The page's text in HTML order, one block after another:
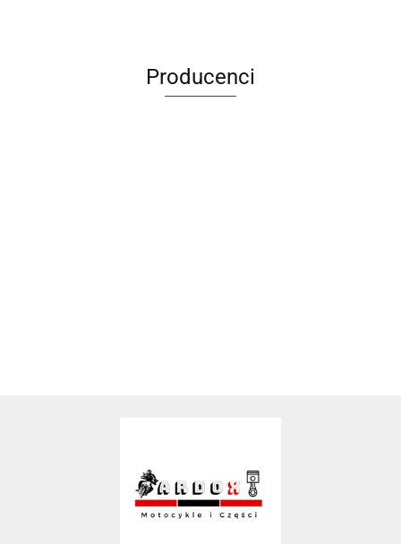
Producenci